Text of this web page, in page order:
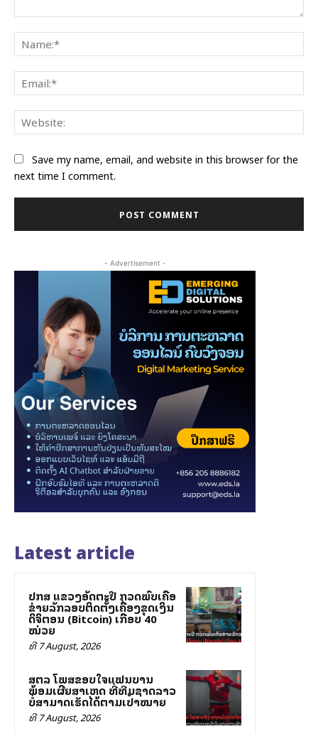
Save my name, email, and website in this browser for the
next time I comment.
- Advertisement -
Latest article
ປກສ ແຂວງອັດຕະປື ກວດພົບເຄືອ
ຂ່າຍລັກລອບຕິດຕັ້ງເຄື່ອງຂຸດເງິນ
ດິຈິຕອນ (Bitcoin) ເກືອບ 40
ໝ່ວຍ
ທີ 7 August, 2026
ສຕລ ໂພສຂອບໃຈແຟນບານ
ພ້ອມເຜີຍສາເຫດ ທີ່ທີມຊາດລາວ
ບໍ່ສາມາດເຮັດໄດ້ຕາມເປົ້າໝາຍ
ທີ 7 August, 2026